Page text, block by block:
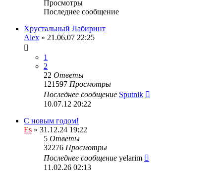
Просмотры
Последнее сообщение
Хрустальный Лабиринт
Alex » 21.06.07 22:25
1
2
22 Ответы
121597 Просмотры
Последнее сообщение Sputnik
10.07.12 20:22
С новым годом!
Es » 31.12.24 19:22
5 Ответы
32276 Просмотры
Последнее сообщение yelarim
11.02.26 02:13